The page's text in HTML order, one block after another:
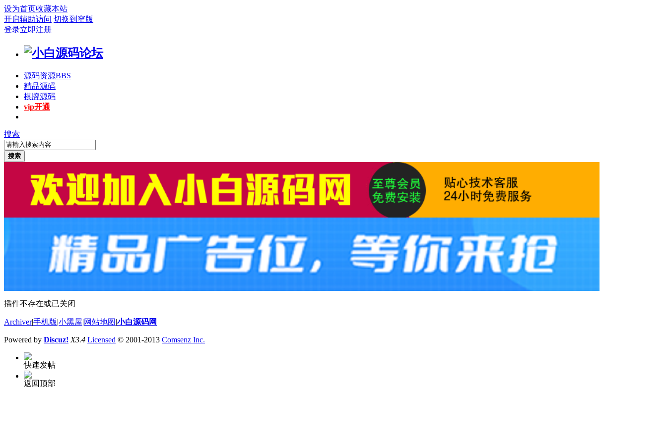
设为首页收藏本站
开启辅助访问 切换到窄版
登录立即注册
源码资源BBS
精品源码
棋牌源码
vip开通
搜索
搜索
插件不存在或已关闭
Archiver|手机版 小黑屋 网站地图 小白源码网
Powered by Discuz! X3.4 Licensed © 2001-2013 Comsenz Inc.
快速发帖
返回顶部